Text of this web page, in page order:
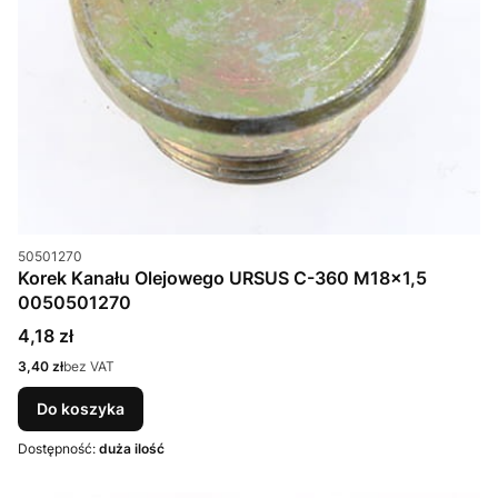
Kod produktu
50501270
Korek Kanału Olejowego URSUS C-360 M18x1,5
0050501270
Cena
4,18 zł
Cena
3,40 złbez VAT
Do koszyka
Dostępność: duża ilość